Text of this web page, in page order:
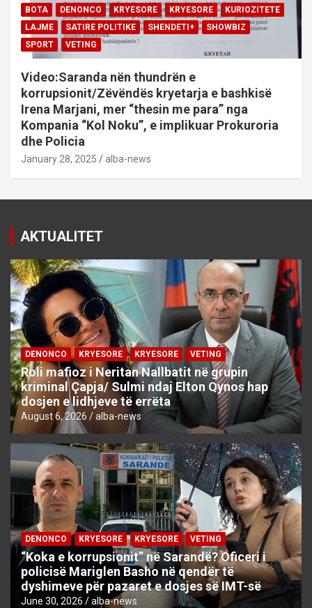
BOTA DENONCO KRYESORE KRYESORE
KURIOZITETE
LAJME
SATIRE POLITIKE SHENDETI+
SHOWBIZ
SPORT
VETING
Video:Saranda nën thundrën e
korrupsionit/Zëvëndës kryetarja e bashkisë
Irena Marjani, mer “thesin me para” nga
Kompania “Kol Noku”, e implikuar Prokuroria
dhe Policia
January 28, 2025 alba-news
AKTUALITET
DENONCO KRYESORE KRYESORE VETING
Roli mafioz i Neritan Nallbatit në grupin
kriminal Çapja/ Sulmi ndaj Elton Qynos hap
dosjen e lidhjeve të errëta
August 6, 2026 alba-news
DENONCO KRYESORE KRYESORE VETING
“Koka e korrupsionit” në Sarandë? Oficeri i
policisë Mariglen Basho në qendër të
dyshimeve për pazaret e dosjes së IMT-së
June 30, 2026 alba-news